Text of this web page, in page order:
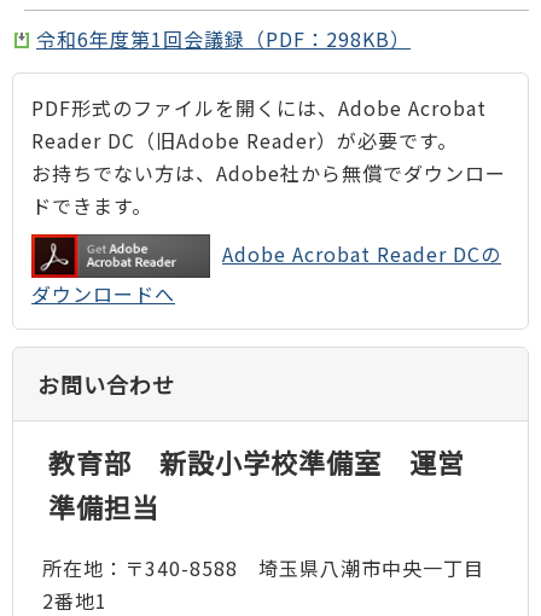
令和6年度第1回会議録（PDF：298KB）
PDF形式のファイルを開くには、Adobe Acrobat
Reader DC（旧Adobe Reader）が必要です。
お持ちでない方は、Adobe社から無償でダウンロー
ドできます。
Adobe Acrobat Reader DCの
ダウンロードへ
お問い合わせ
教育部 新設小学校準備室 運営
準備担当
所在地：〒340-8588 埼玉県八潮市中央一丁目
2番地1